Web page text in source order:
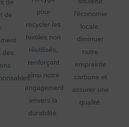
de
de
des
pour
recycler les
textiles non
réutilisés,
renforçant
ainsi notre
engagement
envers la
durabilité.
l'économie
locale,
diminuer
notre
empreinte
carbone et
assurer une
qualité.